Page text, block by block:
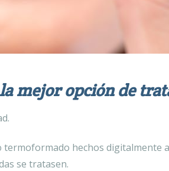
mejor opción de
hechos digitalmente
se tratasen.